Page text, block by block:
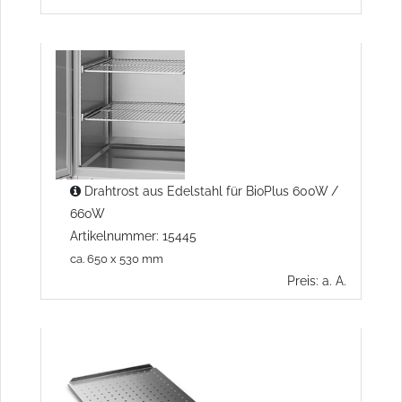
Drahtrost aus Edelstahl für BioPlus 600W /
660W
Artikelnummer: 15445
ca. 650 x 530 mm
Preis: a. A.